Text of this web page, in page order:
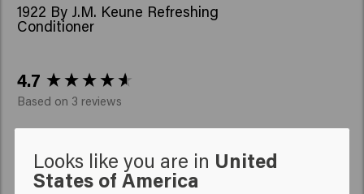
1922 By J.M. Keune Refreshing
Conditioner
4.7
Based on 3 reviews
Verified Customer
Sayyora
New content loaded
Looks like you are in United
States of America